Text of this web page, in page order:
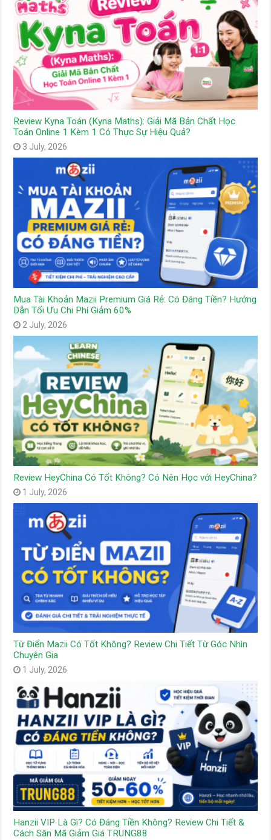
Review Kyna Toán (Kyna Maths): Giải Mã Bản Chất Học
Toán Online 1 Kèm 1 Có Thực Sự Hiệu Quả?
3 July, 2026
Mua Tài Khoản Mazii Premium Giá Rẻ: Có Đáng Tiền? Hướng
Dẫn Tối Ưu Chi Phí Giảm 60%
2 July, 2026
Review HeyChina Có Tốt Không? Có Nên Học với HeyChina?
1 July, 2026
Từ Điển Mazii Có Tốt Không? Review Chi Tiết Từ Góc Nhìn
Chuyên Gia
1 July, 2026
Hanzii VIP Là Gì? Có Đáng Tiền Không? Review Chi Tiết &
Cách Săn Mã Giảm Giá TRUNG88